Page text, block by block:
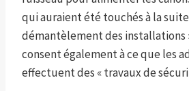
qui auraient été touchés à la
démantèlement des installations
consent également à ce que les
effectuent des « travaux de